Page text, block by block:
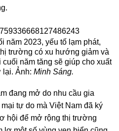
năm 2023, yếu tố lạm phát,
trường có xu hướng giảm và
năm tăng sẽ giúp cho xuất
lại. Ảnh: Minh Sáng.
đang mở do nhu cầu gia
tự do mà Việt Nam đã ký
hội để mở rộng thị trường